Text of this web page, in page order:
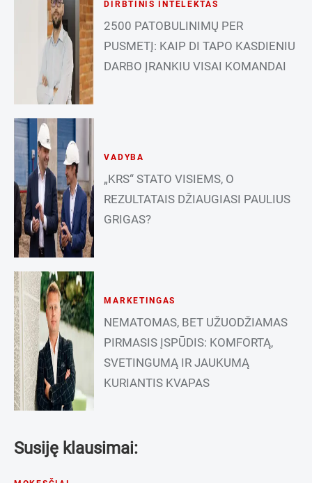
DIRBTINIS INTELEKTAS
2500 PATOBULINIMŲ PER
PUSMETĮ: KAIP DI TAPO KASDIENIU
DARBO ĮRANKIU VISAI KOMANDAI
VADYBA
„KRS“ STATO VISIEMS, O
REZULTATAIS DŽIAUGIASI PAULIUS
GRIGAS?
MARKETINGAS
NEMATOMAS, BET UŽUODŽIAMAS
PIRMASIS ĮSPŪDIS: KOMFORTĄ,
SVETINGUMĄ IR JAUKUMĄ
KURIANTIS KVAPAS
Susiję klausimai: